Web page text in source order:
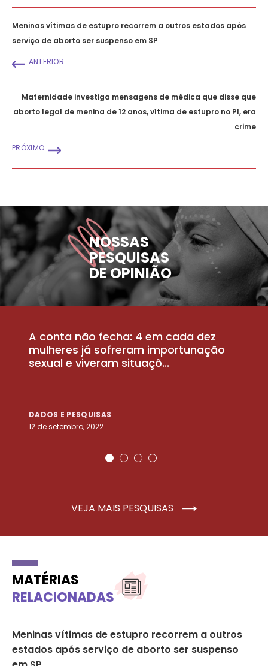
Meninas vítimas de estupro recorrem a outros estados após
serviço de aborto ser suspenso em SP
ANTERIOR
Maternidade investiga mensagens de médica que disse que
aborto legal de menina de 12 anos, vítima de estupro no PI, era
crime
PRÓXIMO
NOSSAS
PESQUISAS
DE OPINIÃO
A conta não fecha: 4 em cada dez
mulheres já sofreram importunação
sexual e viveram situaçõ...
DADOS E PESQUISAS
12 de setembro, 2022
VEJA MAIS PESQUISAS
MATÉRIAS
RELACIONADAS
Meninas vítimas de estupro recorrem a outros
estados após serviço de aborto ser suspenso